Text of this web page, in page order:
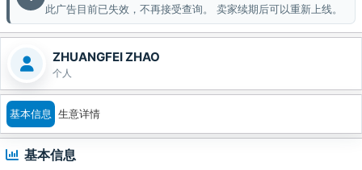
此广告目前已失效，不再接受查询。 卖家续期后可以重新上线。
ZHUANGFEI ZHAO
个人
基本信息 生意详情
基本信息